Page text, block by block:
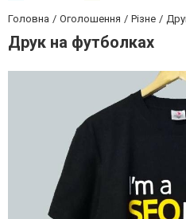
Головна Оголошення Різне
Друк на футболках